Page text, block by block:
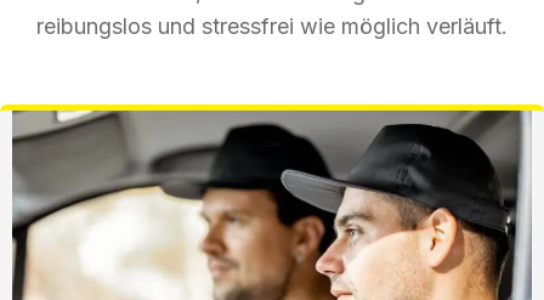
reibungslos und stressfrei wie möglich verläuft.